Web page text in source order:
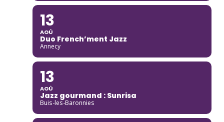
13
AOÛ
Duo French’ment Jazz
Annecy
13
AOÛ
Jazz gourmand : Sunrisa
Buis-les-Baronnies